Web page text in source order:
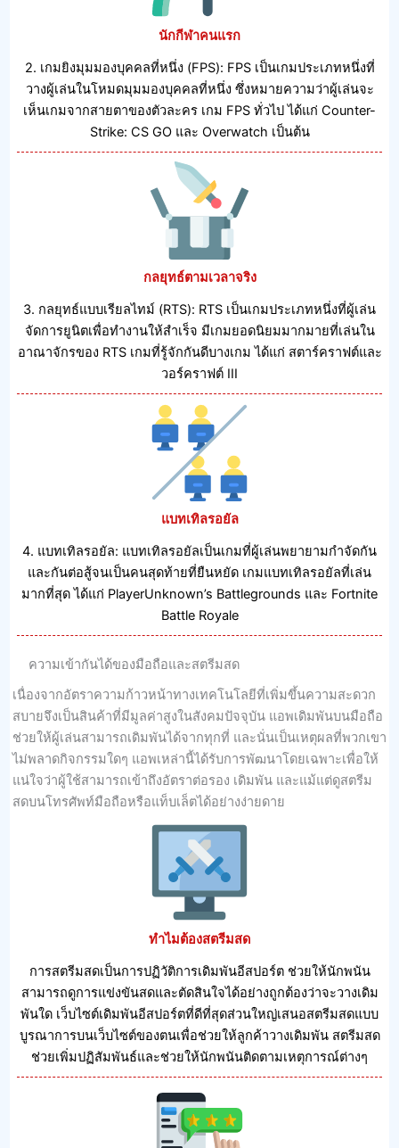
นักกีฬาคนแรก
2. เกมยิงมุมมองบุคคลที่หนึ่ง (FPS): FPS เป็นเกมประเภทหนึ่งที่
วางผู้เล่นในโหมดมุมมองบุคคลที่หนึ่ง ซึ่งหมายความว่าผู้เล่นจะ
เห็นเกมจากสายตาของตัวละคร เกม FPS ทั่วไป ได้แก่ Counter-
Strike: CS GO และ Overwatch เป็นต้น
กลยุทธ์ตามเวลาจริง
3. กลยุทธ์แบบเรียลไทม์ (RTS): RTS เป็นเกมประเภทหนึ่งที่ผู้เล่น
จัดการยูนิตเพื่อทํางานให้สําเร็จ มีเกมยอดนิยมมากมายที่เล่นใน
อาณาจักรของ RTS เกมที่รู้จักกันดีบางเกม ได้แก่ สตาร์คราฟต์และ
วอร์คราฟต์ III
แบทเทิลรอยัล
4. แบทเทิลรอยัล: แบทเทิลรอยัลเป็นเกมที่ผู้เล่นพยายามกําจัดกัน
และกันต่อสู้จนเป็นคนสุดท้ายที่ยืนหยัด เกมแบทเทิลรอยัลที่เล่น
มากที่สุด ได้แก่ PlayerUnknown’s Battlegrounds และ Fortnite
Battle Royale
ความเข้ากันได้ของมือถือและสตรีมสด
เนื่องจากอัตราความก้าวหน้าทางเทคโนโลยีที่เพิ่มขึ้นความสะดวก
สบายจึงเป็นสินค้าที่มีมูลค่าสูงในสังคมปัจจุบัน แอพเดิมพันบนมือถือ
ช่วยให้ผู้เล่นสามารถเดิมพันได้จากทุกที่ และนั่นเป็นเหตุผลที่พวกเขา
ไม่พลาดกิจกรรมใดๆ แอพเหล่านี้ได้รับการพัฒนาโดยเฉพาะเพื่อให้
แน่ใจว่าผู้ใช้สามารถเข้าถึงอัตราต่อรอง เดิมพัน และแม้แต่ดูสตรีม
สดบนโทรศัพท์มือถือหรือแท็บเล็ตได้อย่างง่ายดาย
ทําไมต้องสตรีมสด
การสตรีมสดเป็นการปฏิวัติการเดิมพันอีสปอร์ต ช่วยให้นักพนัน
สามารถดูการแข่งขันสดและตัดสินใจได้อย่างถูกต้องว่าจะวางเดิม
พันใด เว็บไซต์เดิมพันอีสปอร์ตที่ดีที่สุดส่วนใหญ่เสนอสตรีมสดแบบ
บูรณาการบนเว็บไซต์ของตนเพื่อช่วยให้ลูกค้าวางเดิมพัน สตรีมสด
ช่วยเพิ่มปฏิสัมพันธ์และช่วยให้นักพนันติดตามเหตุการณ์ต่างๆ